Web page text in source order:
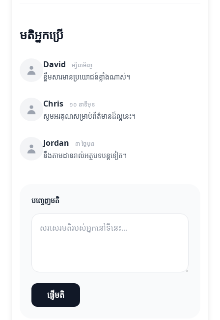
មតិអ្នកប្រើ
David ម្សិលមិញ
ខ្លឹមសារមានប្រយោជន៍ខ្លាំងណាស់។
Chris ១០ នាទីមុន
សូមអរគុណសម្រាប់ព័ត៌មានដ៏ល្អនេះ។
Jordan ៣ ថ្ងៃមុន
នឹងតាមដានរាល់អត្ថបទបន្តទៀត។
បញ្ចេញមតិ
ផ្ញើមតិ